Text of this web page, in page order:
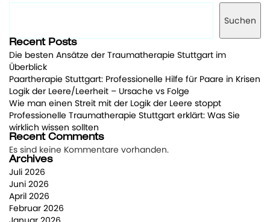
Suchen
Recent Posts
Die besten Ansätze der Traumatherapie Stuttgart im
Überblick
Paartherapie Stuttgart: Professionelle Hilfe für Paare in Krisen
Logik der Leere/Leerheit – Ursache vs Folge
Wie man einen Streit mit der Logik der Leere stoppt
Professionelle Traumatherapie Stuttgart erklärt: Was Sie
wirklich wissen sollten
Recent Comments
Es sind keine Kommentare vorhanden.
Archives
Juli 2026
Juni 2026
April 2026
Februar 2026